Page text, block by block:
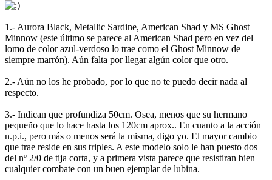
1.- Aurora Black, Metallic Sardine, American Shad y MS Ghost
Minnow (este último se parece al American Shad pero en vez del
lomo de color azul-verdoso lo trae como el Ghost Minnow de
siempre marrón). Aún falta por llegar algún color que otro.
2.- Aún no los he probado, por lo que no te puedo decir nada al
respecto.
3.- Indican que profundiza 50cm. Osea, menos que su hermano
pequeño que lo hace hasta los 120cm aprox.. En cuanto a la acción
n.p.i., pero más o menos será la misma, digo yo. El mayor cambio
que trae reside en sus triples. A este modelo solo le han puesto dos
del nº 2/0 de tija corta, y a primera vista parece que resistiran bien
cualquier combate con un buen ejemplar de lubina.